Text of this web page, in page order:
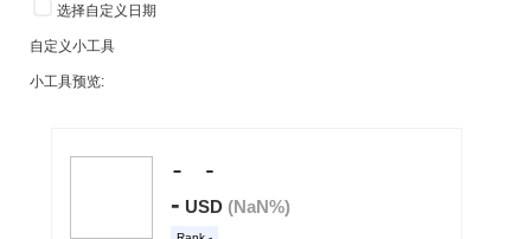
选择自定义日期
自定义小工具
小工具预览: